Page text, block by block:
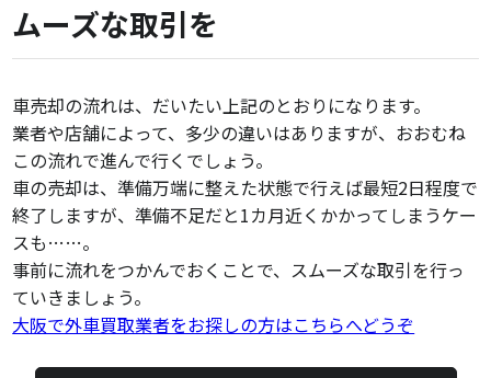
ムーズな取引を
車売却の流れは、だいたい上記のとおりになります。
業者や店舗によって、多少の違いはありますが、おおむね
この流れで進んで行くでしょう。
車の売却は、準備万端に整えた状態で行えば最短2日程度で
終了しますが、準備不足だと1カ月近くかかってしまうケー
スも……。
事前に流れをつかんでおくことで、スムーズな取引を行っ
ていきましょう。
大阪で外車買取業者をお探しの方はこちらへどうぞ